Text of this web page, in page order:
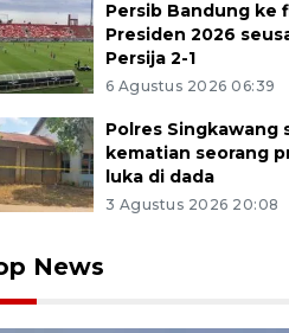
Persib Bandung ke
Presiden 2026
Persija 2-1
6 Agustus 2026 06:39
Polres Singkawang
kematian seorang
luka di dada
3 Agustus 2026 20:08
News